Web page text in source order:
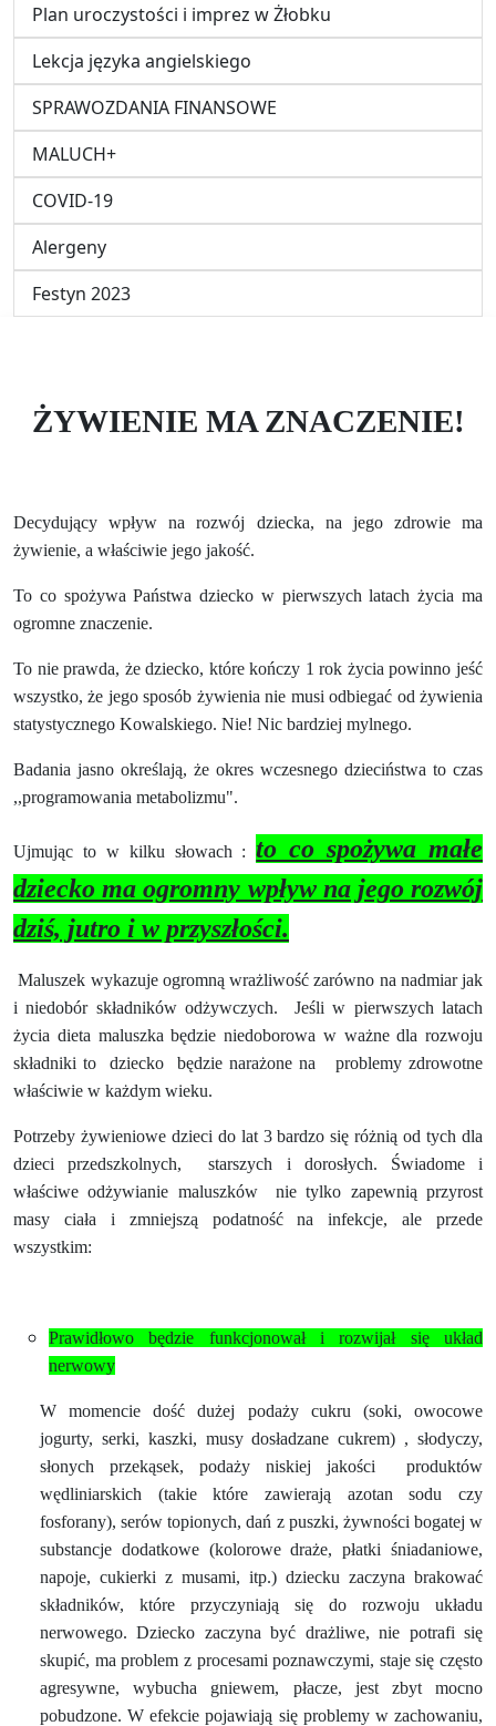
Plan uroczystości i imprez w Żłobku
Lekcja języka angielskiego
SPRAWOZDANIA FINANSOWE
MALUCH+
COVID-19
Alergeny
Festyn 2023
ŻYWIENIE MA ZNACZENIE!
Decydujący wpływ na rozwój dziecka, na jego zdrowie ma
żywienie, a właściwie jego jakość.
To co spożywa Państwa dziecko w pierwszych latach życia ma
ogromne znaczenie.
To nie prawda, że dziecko, które kończy 1 rok życia powinno jeść
wszystko, że jego sposób żywienia nie musi odbiegać od żywienia
statystycznego Kowalskiego. Nie! Nic bardziej mylnego.
Badania jasno określają, że okres wczesnego dzieciństwa to czas
,,programowania metabolizmu".
Ujmując to w kilku słowach :to co spożywa małe
dziecko ma ogromny wpływ na jego rozwój
dziś, jutro i w przyszłości.
Maluszek wykazuje ogromną wrażliwość zarówno na nadmiar jak
i niedobór składników odżywczych.
Jeśli w pierwszych latach
życia dieta maluszka będzie niedoborowa w ważne dla rozwoju
składniki to
dziecko będzie narażone na
problemy zdrowotne
właściwie w każdym wieku.
Potrzeby żywieniowe dzieci do lat 3 bardzo się różnią od tych dla
dzieci przedszkolnych,
starszych i dorosłych. Świadome i
właściwe odżywianie maluszków
nie tylko zapewnią przyrost
masy ciała i zmniejszą podatność na infekcje, ale przede
wszystkim:
Prawidłowo będzie funkcjonował i rozwijał się układ
nerwowy
W momencie dość dużej podaży cukru (soki, owocowe
jogurty, serki, kaszki, musy dosładzane cukrem) , słodyczy,
słonych przekąsek, podaży niskiej jakości
produktów
wędliniarskich (takie które zawierają azotan sodu czy
fosforany), serów topionych, dań z puszki, żywności bogatej w
substancje dodatkowe (kolorowe draże, płatki śniadaniowe,
napoje, cukierki z musami, itp.) dziecku zaczyna brakować
składników, które przyczyniają się do rozwoju układu
nerwowego. Dziecko zaczyna być drażliwe, nie potrafi się
skupić, ma problem z procesami poznawczymi, staje się często
agresywne, wybucha gniewem, płacze, jest zbyt mocno
pobudzone. W efekcie pojawiają się problemy w zachowaniu,